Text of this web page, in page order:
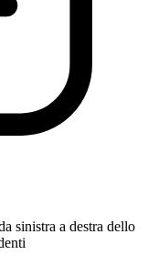
sinistra a destra dello